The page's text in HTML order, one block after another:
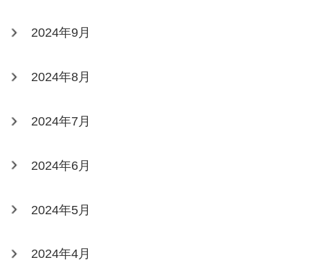
2024年9月
2024年8月
2024年7月
2024年6月
2024年5月
2024年4月